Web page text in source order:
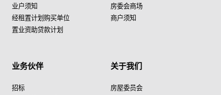
业户须知
经租置计划购买单位
置业资助贷款计划
房委会商场
商户须知
业务伙伴
招标
关于我们
房屋委员会